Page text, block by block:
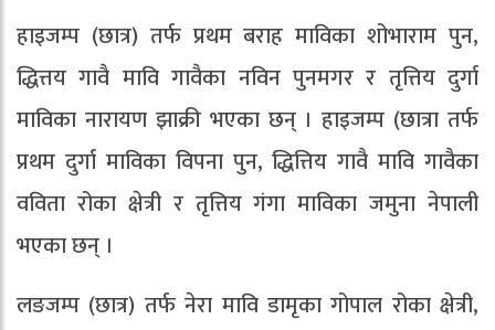
हाइजम्प (छात्र) तर्फ प्रथम बराह माविका शोभाराम पुन,
द्धित्तय गावै मावि गावैका नविन पुनमगर र तृत्तिय दुर्गा
माविका नारायण झाक्री भएका छन् । हाइजम्प (छात्रा तर्फ
प्रथम दुर्गा माविका विपना पुन, द्धित्तिय गावै मावि गावैका
वविता रोका क्षेत्री र तृत्तिय गंगा माविका जमुना नेपाली
भएका छन् ।
लङजम्प (छात्र) तर्फ नेरा मावि डामृका गोपाल रोका क्षेत्री,